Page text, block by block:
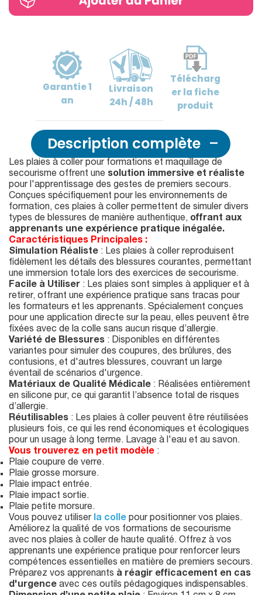
Garantie1
an
Livraison
24h / 48h
Télécharg
erla fiche
produit
Description complète
Les plaies à coller pour formations et maquillage de
secourisme offrent une solution immersive et réaliste
pour l'apprentissage des gestes de premiers secours.
Conçues spécifiquement pour les environnements de
formation, ces plaies à coller permettent de simuler divers
types de blessures de manière authentique, offrant aux
apprenants une expérience pratique inégalée.
Caractéristiques Principales :
Simulation Réaliste : Les plaies à coller reproduisent
fidèlement les détails des blessures courantes, permettant
une immersion totale lors des exercices de secourisme.
Facile à Utiliser : Les plaies sont simples à appliquer et à
retirer, offrant une expérience pratique sans tracas pour
les formateurs et les apprenants. Spécialement conçues
pour une application directe sur la peau, elles peuvent être
fixées avec de la colle sans aucun risque d’allergie.
Variété de Blessures : Disponibles en différentes
variantes pour simuler des coupures, des brûlures, des
contusions, et d'autres blessures, couvrant un large
éventail de scénarios d'urgence.
Matériaux de Qualité Médicale : Réalisées entièrement
en silicone pur, ce qui garantit l’absence total de risques
d’allergie.
Réutilisables : Les plaies à coller peuvent être réutilisées
plusieurs fois, ce qui les rend économiques et écologiques
pour un usage à long terme. Lavage à l'eau et au savon.
Vous trouverez en petit modèle :
Plaie coupure de verre.
Plaie grosse morsure.
Plaie impact entrée.
Plaie impact sortie.
Plaie petite morsure.
Vous pouvez utiliser la colle pour positionner vos plaies.
Améliorez la qualité de vos formations de secourisme
avec nos plaies à coller de haute qualité. Offrez à vos
apprenants une expérience pratique pour renforcer leurs
compétences essentielles en matière de premiers secours.
Préparez vos apprenants à réagir efficacement en cas
d'urgence avec ces outils pédagogiques indispensables.